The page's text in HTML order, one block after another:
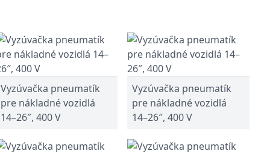
Vyzúvačka pneumatík
pre nákladné vozidlá
14–26″, 400 V
Vyzúvačka pneumatík
pre nákladné vozidlá
14–26″, 400 V